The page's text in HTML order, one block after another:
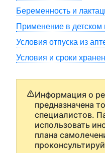
Беременность и
Применение в детском
Условия отпуска из
Условия и сроки
Информация о
предназначена
специалистов.
использовать
плана